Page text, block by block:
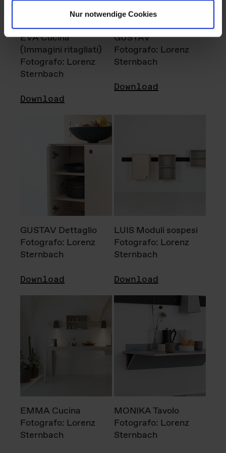
Nur notwendige Cookies
EVA Cucina
(Immagini ritagliati)
Fotografo: Lorenz
Sternbach
Download
GUSTAV
Fotografo: Lorenz
Sternbach
Download
GUSTAV Dettaglio
Fotografo: Lorenz
Sternbach
Download
LUIS Moduli sospesi
Fotografo: Lorenz
Sternbach
Download
EMMA Cucina
Fotografo: Lorenz
Sternbach
MONIKA Tavolo
Fotografo: Lorenz
Sternbach